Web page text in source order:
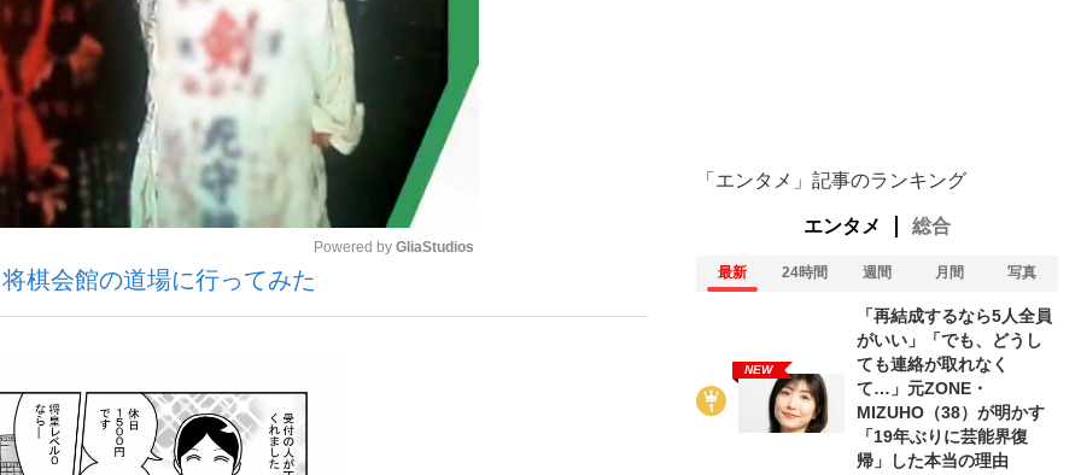
み会、JIN→伊豆の... 「90%は失敗する。でも…」本田圭佑が初めて明かした日本代表監督に...
”の真実 選手が明かす... 「敗因分析は一切聞かれなかった」侍ジャパン選手が証言した“NPB聞...
日本生まれのK-POPアイドルたち
Mute
Powered by GliaStudios
棋会館の道場に行ってみた
「エンタメ」記事のランキング
エンタメ 総合
最新 24時間 週間 月間 写真
NEW
「再結成するなら5人全員
がいい」「でも、どうし
ても連絡が取れなく
て…」元ZONE・
MIZUHO（38）が明かす
「19年ぶりに芸能界復
帰」した本当の理由